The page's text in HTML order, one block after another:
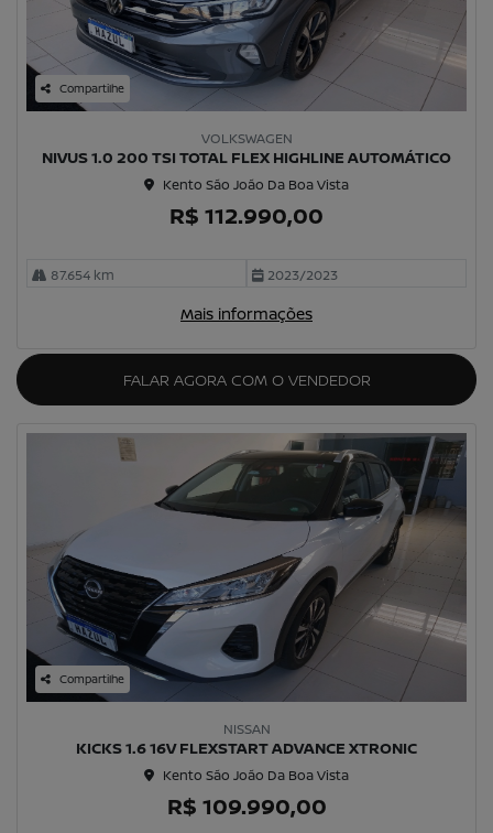
Compartilhe
VOLKSWAGEN
NIVUS 1.0 200 TSI TOTAL FLEX HIGHLINE AUTOMÁTICO
Kento São João Da Boa Vista
R$ 112.990,00
87.654 km 2023/2023
Mais informações
FALAR AGORA COM O VENDEDOR
Compartilhe
NISSAN
KICKS 1.6 16V FLEXSTART ADVANCE XTRONIC
Kento São João Da Boa Vista
R$ 109.990,00